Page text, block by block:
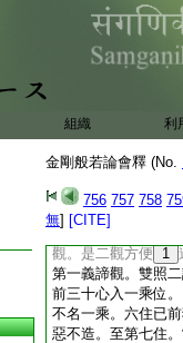
組織 利
金剛般若論會釋 (No.
756 757 758
無] [CITE]
行作五分法身。五
覺。七行作
界空世第一法觀。
信觀。四向作三有
七向作十八界觀。
二諦非空有觀。十
觀。而 46 非眞中
切地。從
觀。是二觀方便
1
第一義諦觀。雙照
前三十心入一乘位
不名一乘。六住已
惡不造。至第七住